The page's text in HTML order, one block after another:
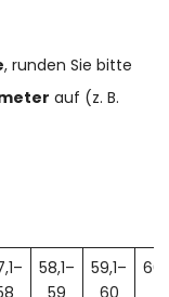
, runden Sie bitte
auf (z. B.
58,1–
59,1–